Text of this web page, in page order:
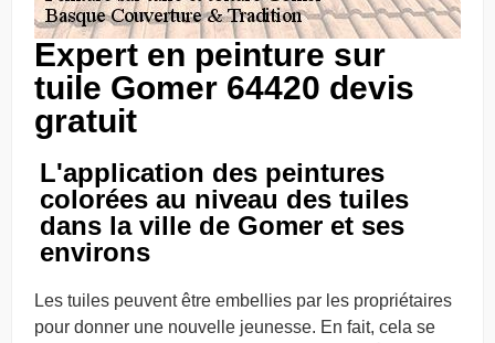
Expert en peinture sur
tuile Gomer 64420 devis
gratuit
L'application des peintures
colorées au niveau des tuiles
dans la ville de Gomer et ses
environs
Les tuiles peuvent être embellies par les propriétaires
pour donner une nouvelle jeunesse. En fait, cela se